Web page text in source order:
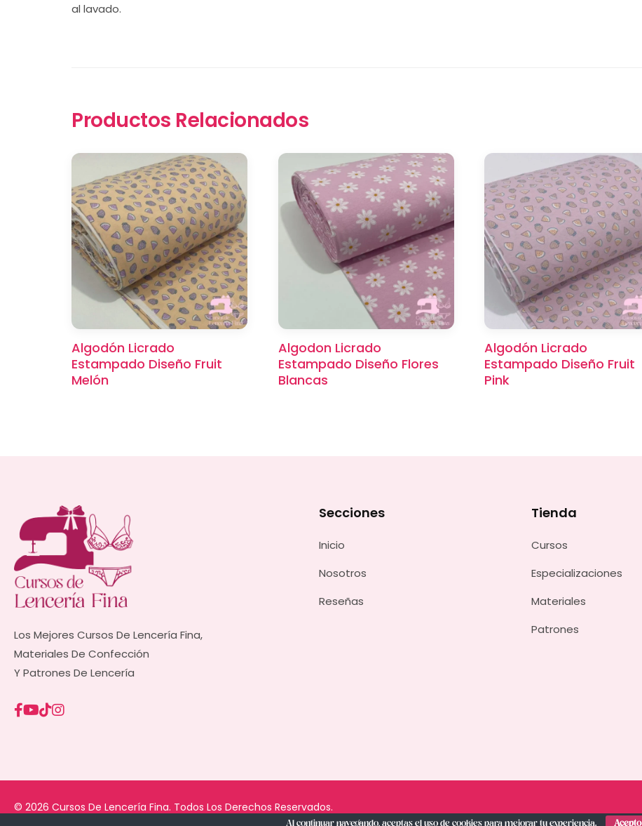
al lavado.
Productos Relacionados
Algodón Licrado
Estampado Diseño Fruit
Melón
Algodon Licrado
Estampado Diseño Flores
Blancas
Algodón Licrado
Estampado Diseño Fruit
Pink
Los Mejores Cursos De Lencería Fina,
Materiales De Confección
Y Patrones De Lencería
Secciones
Inicio
Nosotros
Reseñas
Tienda
Cursos
Especializaciones
Materiales
Patrones
© 2026 Cursos De Lencería Fina. Todos Los Derechos Reservados.
Al continuar navegando, aceptas eluso de cookiespara mejorar tu experiencia. Acepto